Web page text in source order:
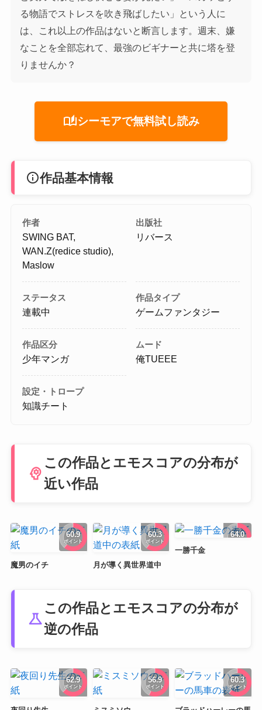
る物語でストレスを吹き飛ばしたい」という人に
は、これ以上の作品はないと断言します。週末、嫌
なことを全部忘れて、最強のビギナーと共に塔を登
りませんか？
auto_storiesシーモアで無料試し読み
info作品基本情報
作者
SWING BAT,
WAN.Z(redice studio),
Maslow
出版社
リバース
ステータス
連載中
作品タイプ
ゲームファンタジー
作品区分
少年マンガ
ムード
俺TUEEE
設定・トロープ
知識チート
psychology
この作品とエモスコアの分布が
近い作品
60.9
ポイント
魔男のイチ
60.3
ポイント
月が導く異世界道中
64.0
一勝千金
science
この作品とエモスコアの分布が
逆の作品
62.9
ポイント
56.9
ポイント
60.3
ポイント